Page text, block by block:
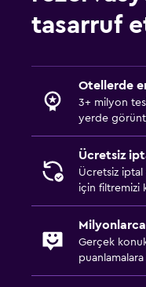
tasarruf
Otellerde
3+ milyon
yerde
Ücretsiz
Ücretsiz iptal
için filtremizi
Gerçek
puanlamalara